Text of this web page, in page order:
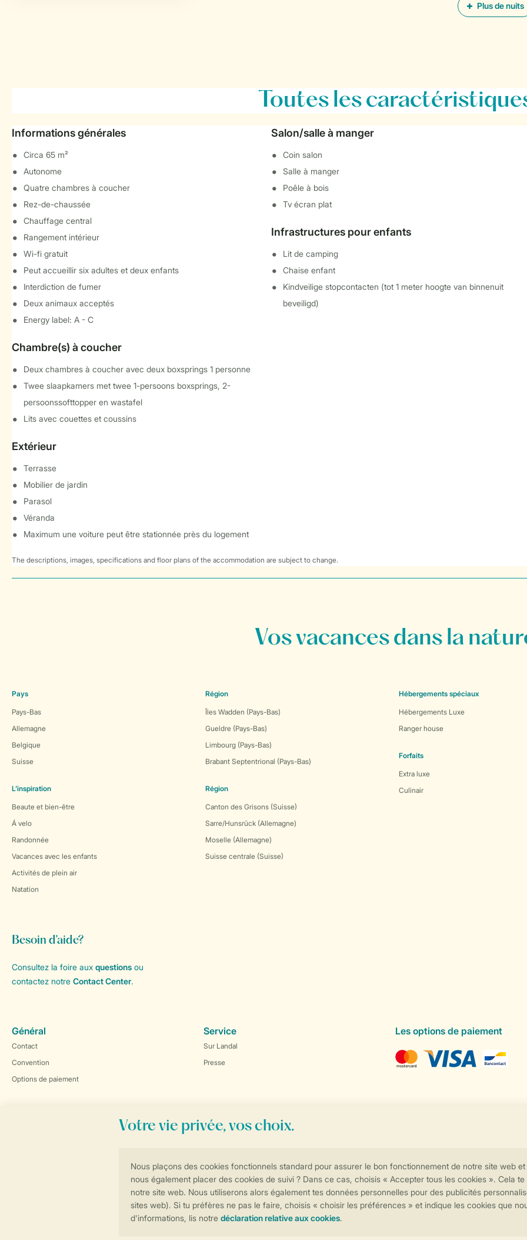
Plus de nuits
Toutesles
Informations générales
Circa 65 m²
Autonome
Quatre chambres à coucher
Rez-de-chaussée
Chauffage central
Rangement intérieur
Wi-fi gratuit
Peut accueillir six adultes et deux enfants
Interdiction de fumer
Deux animaux acceptés
Energy label: A - C
Chambre(s) à coucher
Deux chambres à coucher avec deux boxsprings 1 personne
Twee slaapkamers met twee 1-persoons boxsprings, 2-
persoonssofttopper en wastafel
Lits avec couettes et coussins
Extérieur
Terrasse
Mobilier de jardin
Parasol
Véranda
Maximum une voiture peut être stationnée près du logement
Salon/salle à manger
Coin salon
Salle à manger
Poêle à bois
Tv écran plat
Infrastructures pour enfants
Lit de camping
Chaise enfant
Kindveilige stopcontacten (tot 1 meter hoogte van binnenuit
beveiligd)
The descriptions, images, specifications and floor plans of the accommodation are subject to change.
Contrôle de votre vie privée
Vos vacances dans la
Pays
Pays-Bas
Allemagne
Belgique
Suisse
L’inspiration
Beaute et bien-être
Á velo
Randonnée
Vacances avec les enfants
Activités de plein air
Natation
Région
Îles Wadden (Pays-Bas)
Gueldre (Pays-Bas)
Limbourg (Pays-Bas)
Brabant Septentrional (Pays-Bas)
Région
Canton des Grisons (Suisse)
Sarre/Hunsrück (Allemagne)
Moselle (Allemagne)
Suisse centrale (Suisse)
Hébergements spéciaux
Hébergements Luxe
Ranger house
Forfaits
Extra luxe
Culinair
Besoin d’aide?
Consultez la foire aux questions ou
contactez notre Contact Center.
Général
Contact
Convention
Options de paiement
Service
Sur Landal
Presse
Les options de paiement